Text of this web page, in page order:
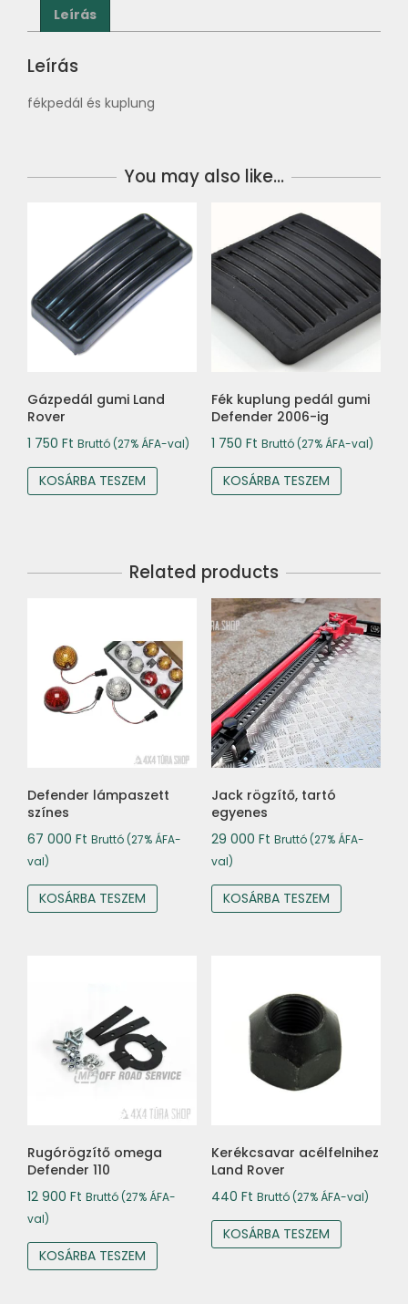
Leírás
Leírás
fékpedál és kuplung
You may also like…
Gázpedál gumi Land
Rover
1 750 Ft Bruttó (27% ÁFA-val)
KOSÁRBA TESZEM
Fék kuplung pedál gumi
Defender 2006-ig
1 750 Ft Bruttó (27% ÁFA-val)
KOSÁRBA TESZEM
Related products
Defender lámpaszett
színes
67 000 Ft Bruttó (27% ÁFA-
val)
KOSÁRBA TESZEM
Jack rögzítő, tartó
egyenes
29 000 Ft Bruttó (27% ÁFA-
val)
KOSÁRBA TESZEM
Rugórögzítő omega
Defender 110
12 900 Ft Bruttó (27% ÁFA-
val)
KOSÁRBA TESZEM
Kerékcsavar acélfelnihez
Land Rover
440 Ft Bruttó (27% ÁFA-val)
KOSÁRBA TESZEM